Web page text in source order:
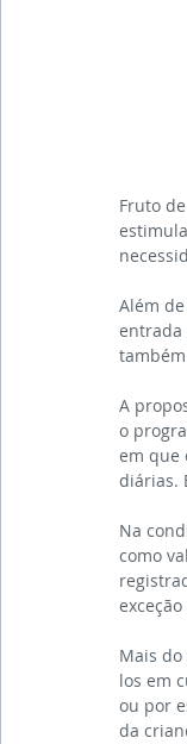
Fruto
Além
entrada
A
o
em que
diárias.
Na
como
Mais
los em
ou por
da